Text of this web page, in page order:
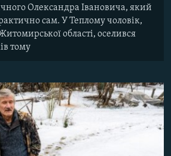
Олександра Івановича, який
сам. У Теплому чоловік,
області, оселився
тому